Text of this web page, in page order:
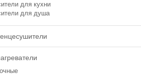
для кухни
для душа